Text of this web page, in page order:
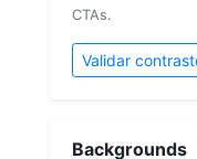
CTAs.
Validar
Backgrounds